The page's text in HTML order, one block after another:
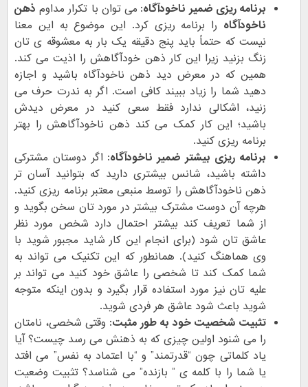
برنامه ریزی ضمیر ناخودآگاه: می توان با تکرار مداوم ذهن
ناخودآگاه را برنامه ریزی کرد. این موضوع به این معنا
نیست که حتماً باید پنج دقیقه یک بار به معشوقه ی تان
زنگ بزنید زیرا این کار ذهن خودآگاهش را اذیت می کند.
همین که در معرض دید ذهن ناخودآگاه باشید و اجازه
دهید شما را زیاد ببیند کافی است. اگر به ندرت حرف می
زنید، اشکالی ندارد فقط سعی کنید در معرض دیدش
باشید؛ این کار کمک می کند ذهن ناخودآگاهش را بهتر
برنامه ریزی کنید.
برنامه ریزی بیشتر ضمیر ناخودآگاه: اگر دوستان مشترکی
داشته باشید، شانس بیشتری دارید که بتوانید آسان تر
ذهن ناخودآگاهش را توسط منبعی معتبر برنامه ریزی کنید.
هرچه آن دوست مشترک بیشتر در مورد تان سخن بگوید و
از شما تعریف کند بیشتر احتمال دارد شخص مورد نظر
عاشق تان شود (برای انجام این کار شاید مجبور شوید با
وی هماهنگ کنید). همانطور که این تکنیک می تواند به
شما کمک کند تا شخصی را عاشق خود کنید می تواند بر
علیه تان نیز مورد استفاده قرار بگیرد و بدون اینکه متوجه
شوید باعث شود عاشق هر فردی شوید.
تثبیت شخصیت خود به طور مثبت: وقتی شخصی، نامتان
را می شنود اولین چیزی که به ذهنش می رسد چیست؟ آیا
یاد کلماتی چون “قدرتمند” و “با اعتماد به نفس” می افتد
یا شما را با کلمه ی ” بازنده” می شناسد؟ تثبیت وضعیت